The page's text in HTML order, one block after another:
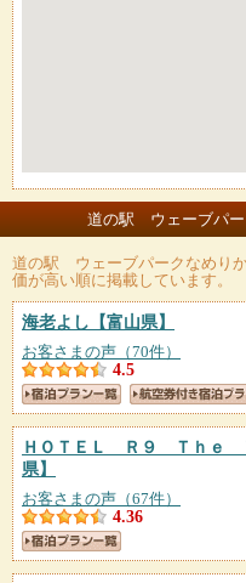
道の駅 ウェーブパー
道の駅 ウェーブパークなめり
価が高い順に掲載しています。
海老よし 【富山県】
お客さまの声（70件）
4.5
ＨＯＴＥＬ Ｒ９ Ｔｈｅ
県】
お客さまの声（67件）
4.36